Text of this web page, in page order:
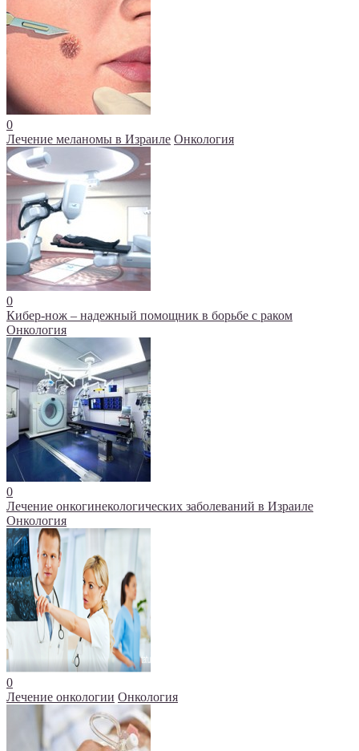
0
Лечение меланомы в Израиле Онкология
0
Кибер-нож – надежный помощник в борьбе с раком
Онкология
0
Лечение онкогинекологических заболеваний в Израиле
Онкология
0
Лечение онкологии Онкология